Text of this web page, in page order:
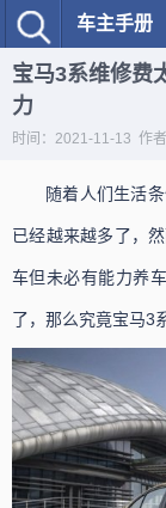
车主手册
宝马3系维修费
力
时间：2021-11-13 作
随着人们生活
已经越来越多了，
车但未必有能力养
了，那么究竟宝马3